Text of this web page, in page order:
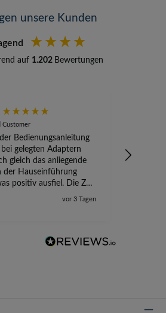
unsere Kunden
auf 1.202 Bewertungen
Customer
Bedienungsanleitung
gelegten Adaptern
gleich das anliegende
der Hauseinführung
positiv ausfiel. Die Zeit
ist jetzt vorbei,
vor 3 Tagen